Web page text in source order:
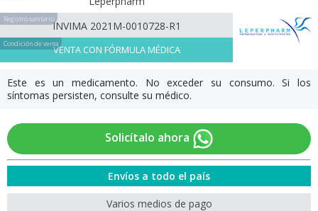
Registro sanitario
INVIMA 2021M-0010728-R1
Condición de ventaVENTA CON FÓRMULA MÉDICA
Este es un medicamento. No exceder su consumo. Si los
síntomas persisten, consulte su médico.
Solicítalo ahora
Envíos a todo el país
Varios medios de pago